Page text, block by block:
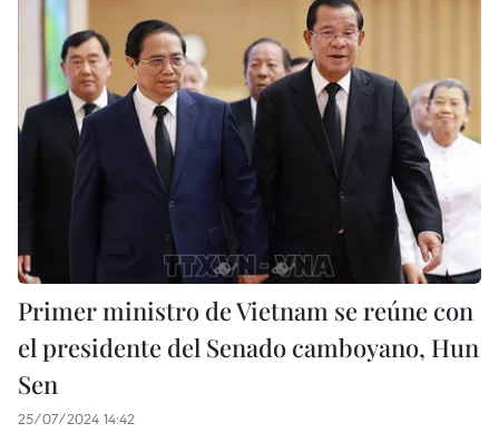
Primer ministro de Vietnam se reúne con
el presidente del Senado camboyano, Hun
Sen
25/07/2024 14:42